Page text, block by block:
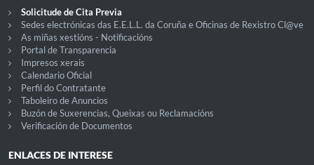
Solicitude de Cita Previa
Sedes electrónicas das E.E.L.L. da Coruña e Oficinas de Rexistro Cl@ve
As miñas xestións - Notificacións
Portal de Transparencia
Impresos xerais
Calendario Oficial
Perfil do Contratante
Taboleiro de Anuncios
Buzón de Suxerencias, Queixas ou Reclamacións
Verificación de Documentos
ENLACES DE INTERESE